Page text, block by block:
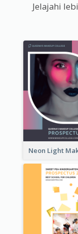
Jelajahi